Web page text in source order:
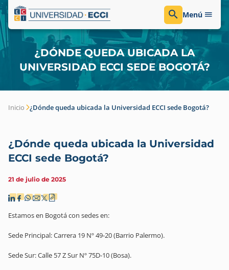
Menú
¿DÓNDE QUEDA UBICADA LA
UNIVERSIDAD ECCI SEDE BOGOTÁ?
Inicio ¿Dónde queda ubicada la Universidad ECCI sede Bogotá?
¿Dónde queda ubicada la Universidad
ECCI sede Bogotá?
21 de julio de 2025
Estamos en Bogotá con sedes en:
Sede Principal: Carrera 19 Nº 49-20 (Barrio Palermo).
Sede Sur: Calle 57 Z Sur Nº 75D-10 (Bosa).